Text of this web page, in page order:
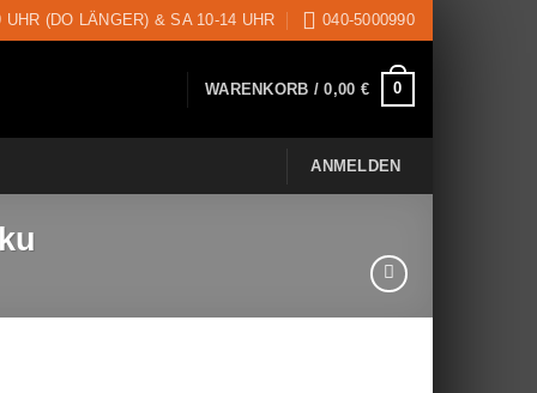
UHR (DO LÄNGER) & SA 10-14 UHR 040-5000990
WARENKORB /0,00 € 0
ANMELDEN